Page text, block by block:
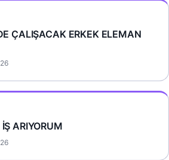
ÇALIŞACAK ERKEK ELEMAN
ARIYORUM